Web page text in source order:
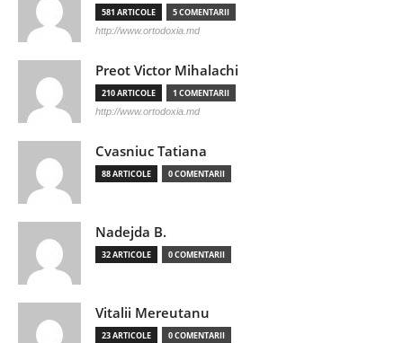
581 ARTICOLE 5 COMENTARII
http://www.ortodoxia.md
Preot Victor Mihalachi
210 ARTICOLE 1 COMENTARII
http://www.ortodoxia.md
Cvasniuc Tatiana
88 ARTICOLE 0 COMENTARII
Nadejda B.
32 ARTICOLE 0 COMENTARII
Vitalii Mereutanu
23 ARTICOLE 0 COMENTARII